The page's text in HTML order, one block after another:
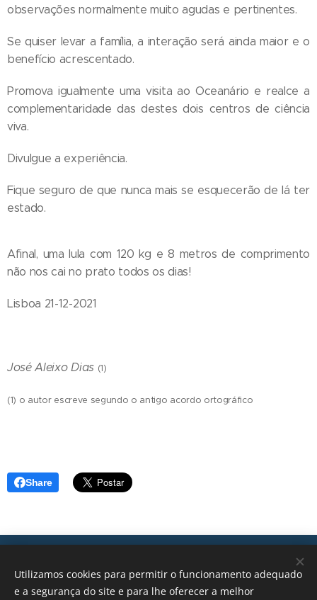
observações normalmente muito agudas e pertinentes.
Se quiser levar a família, a interação será ainda maior e o
benefício acrescentado.
Promova igualmente uma visita ao Oceanário e realce a
complementaridade das destes dois centros de ciência
viva.
Divulgue a experiência.
Fique seguro de que nunca mais se esquecerão de lá ter
estado.
Afinal, uma lula com 120 kg e 8 metros de comprimento
não nos cai no prato todos os dias!
Lisboa 21-12-2021
José Aleixo Dias (1)
(1) o autor escreve segundo o antigo acordo ortográfico
Share
geral@transicoes.pt
Utilizamos cookies para permitir o funcionamento adequado
e a segurança do site e para lhe oferecer a melhor